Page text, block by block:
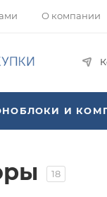
О компании
И
18